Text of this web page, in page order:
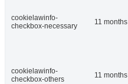
cookielawinfo-
checkbox-necessary
11 months
cookielawinfo-
checkbox-others
11 months